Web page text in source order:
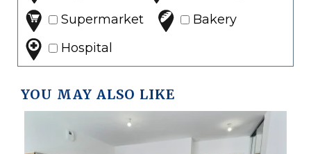
Supermarket
Bakery
Hospital
YOU MAY ALSO LIKE